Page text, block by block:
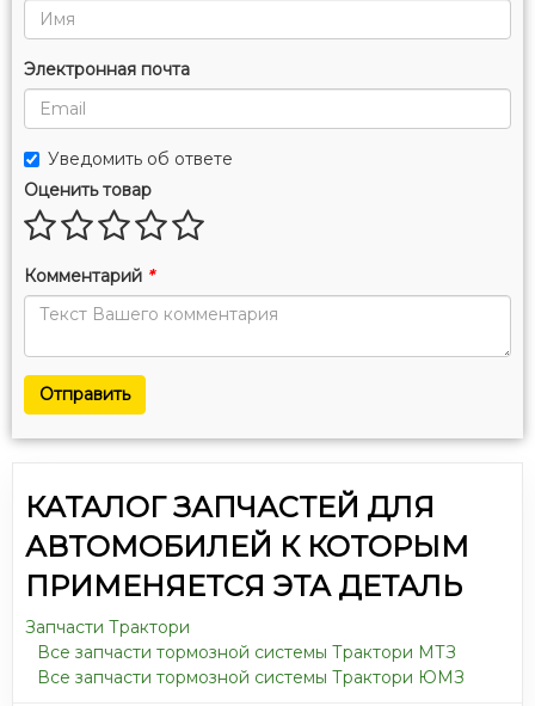
Электронная почта
Уведомить об ответе
Оценить товар
Комментарий *
Отправить
КАТАЛОГ ЗАПЧАСТЕЙ ДЛЯ
АВТОМОБИЛЕЙ К КОТОРЫМ
ПРИМЕНЯЕТСЯ ЭТА ДЕТАЛЬ
Запчасти Трактори
Все запчасти тормозной системы Трактори МТЗ
Все запчасти тормозной системы Трактори ЮМЗ